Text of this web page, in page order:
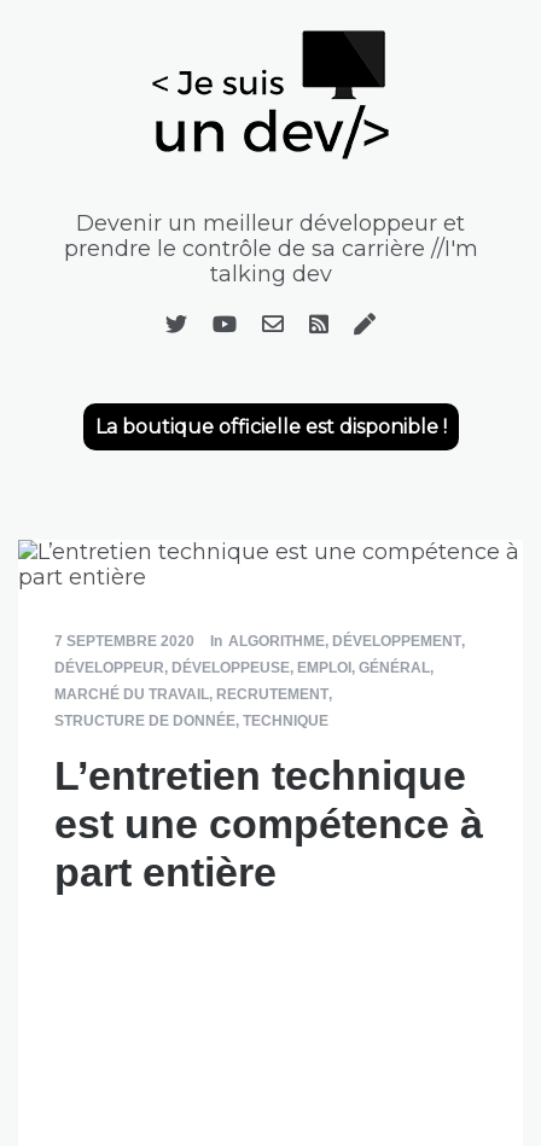
Devenir un meilleur développeur et
prendre le contrôle de sa carrière //I'm
talking dev
La boutique officielle est disponible !
7 SEPTEMBRE 2020 In ALGORITHME, DÉVELOPPEMENT,
DÉVELOPPEUR, DÉVELOPPEUSE, EMPLOI , GÉNÉRAL,
MARCHÉ DU TRAVAIL, RECRUTEMENT,
STRUCTURE DE DONNÉE, TECHNIQUE
L’entretien technique
est une compétence à
part entière